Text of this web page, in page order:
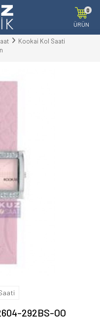
0
ÜRÜN
Kookai Kol Saati
292BS-OO